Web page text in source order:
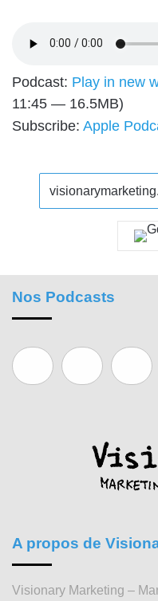
Podcast: Play in new
11:45 — 16.5MB)
Subscribe: Apple
Nos Podcasts
A propos de
Visionary Marketing –